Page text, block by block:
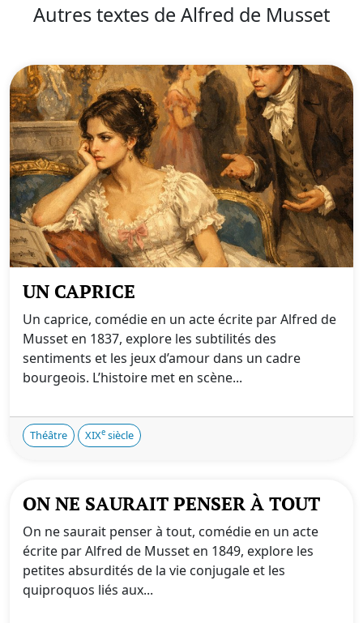
Autres textes de Alfred de Musset
UN CAPRICE
Un caprice, comédie en un acte écrite par Alfred de
Musset en 1837, explore les subtilités des
sentiments et les jeux d’amour dans un cadre
bourgeois. L’histoire met en scène...
Théâtre XIXe siècle
ON NE SAURAIT PENSER À TOUT
On ne saurait penser à tout, comédie en un acte
écrite par Alfred de Musset en 1849, explore les
petites absurdités de la vie conjugale et les
quiproquos liés aux...